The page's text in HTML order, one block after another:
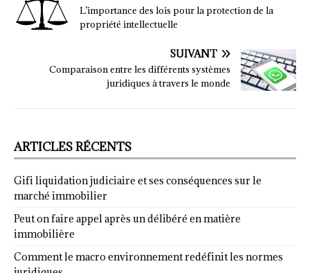
L’importance des lois pour la protection de la
propriété intellectuelle
SUIVANT
Comparaison entre les différents systèmes
juridiques à travers le monde
ARTICLES RÉCENTS
Gifi liquidation judiciaire et ses conséquences sur le
marché immobilier
Peut on faire appel après un délibéré en matière
immobilière
Comment le macro environnement redéfinit les normes